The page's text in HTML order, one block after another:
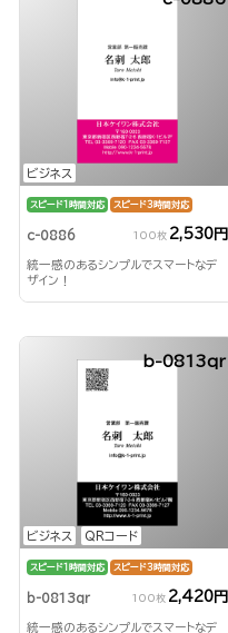
ビジネス
スピード1時間対応 スピード3時間対応
c-0886 100枚 2,530円
統一感のあるシンプルでスマートなデ
ザイン！
ビジネス QRコード
b-0813qr
スピード1時間対応 スピード3時間対応
b-0813qr 100枚 2,420円
統一感のあるシンプルでスマートなデ